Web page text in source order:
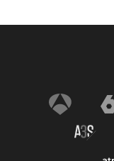
Biodiversidad